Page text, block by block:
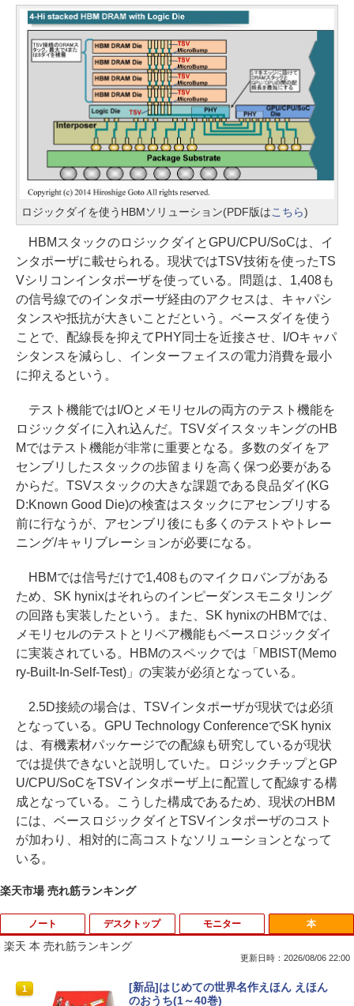
ロジックダイを使うHBMソリューション(PDF版はこちら)
HBMスタックのロジックダイとGPU/CPU/SoCは、イ
ンタポーザに載せられる。現状ではTSV技術を使ったTS
Vシリコンインタポーザを使っている。問題は、1,408も
の信号線でのインタポーザ経由のアクセスは、キャパシ
タンスや抵抗が大きいことだという。ベースダイを使う
ことで、配線長を抑えてPHY同士を近接させ、I/Oキャパ
シタンスを減らし、インターフェイスの電力消費を最小
に抑えるという。
テスト機能ではI/Oとメモリセルの両方のテスト機能を
ロジックダイに入れ込んだ。TSVダイスタッキングのHB
Mではテスト機能が非常に重要となる。多数のダイをア
センブリしたスタックの歩留まりを高く保つ必要がある
からだ。TSVスタックの大きな課題である良品ダイ(KG
D:Known Good Die)の検査はスタックにアセンブリする
前に行なうが、アセンブリ後にも多くのテストやトレー
ニング/キャリブレーションが必要になる。
HBMでは信号だけで1,408ものマイクロバンプがある
ため、SK hynixはそれらのインピーダンスモニタリング
の回路も実装したという。また、SK hynixのHBMでは、
メモリセルのテストとリペア機能もベースロジックダイ
に実装されている。HBMのスペックでは「MBIST(Memo
ry-Built-In-Self-Test)」の実装が必須となっている。
2.5D接続の場合は、TSVインタポーザが現状では必須
となっている。GPU Technology ConferenceでSK hynix
は、有機素材パッケージでの配線も研究しているが現状
では提供できないと説明していた。ロジックチップとGP
U/CPU/SoCをTSVインタポーザ上に配置して配線する構
成となっている。こうした構成であるため、現状のHBM
には、ベースロジックダイとTSVインタポーザのコスト
が加わり、相対的に高コストなソリューションとなって
いる。
楽天市場 売れ筋ランキング
ノート
1
【中古】第4世代 Core i3搭載ノートパソ
コン 500GB 4GBメモリ DVDマルチドラ
デスクトップ
1
Magic Trackpad 2 用 トラックパッド 保
護フィルム OverLay Protector for Magi
モニター
1
【マラソンセール期間中ポイント5倍】中
古モニター 19インチ スクエア 液晶ディ
本
楽天 本 売れ筋ランキング
更新日時：2026/08/06 22:00
1
[新品]はじめての世界名作えほん えほん
のおうち(1～40巻)